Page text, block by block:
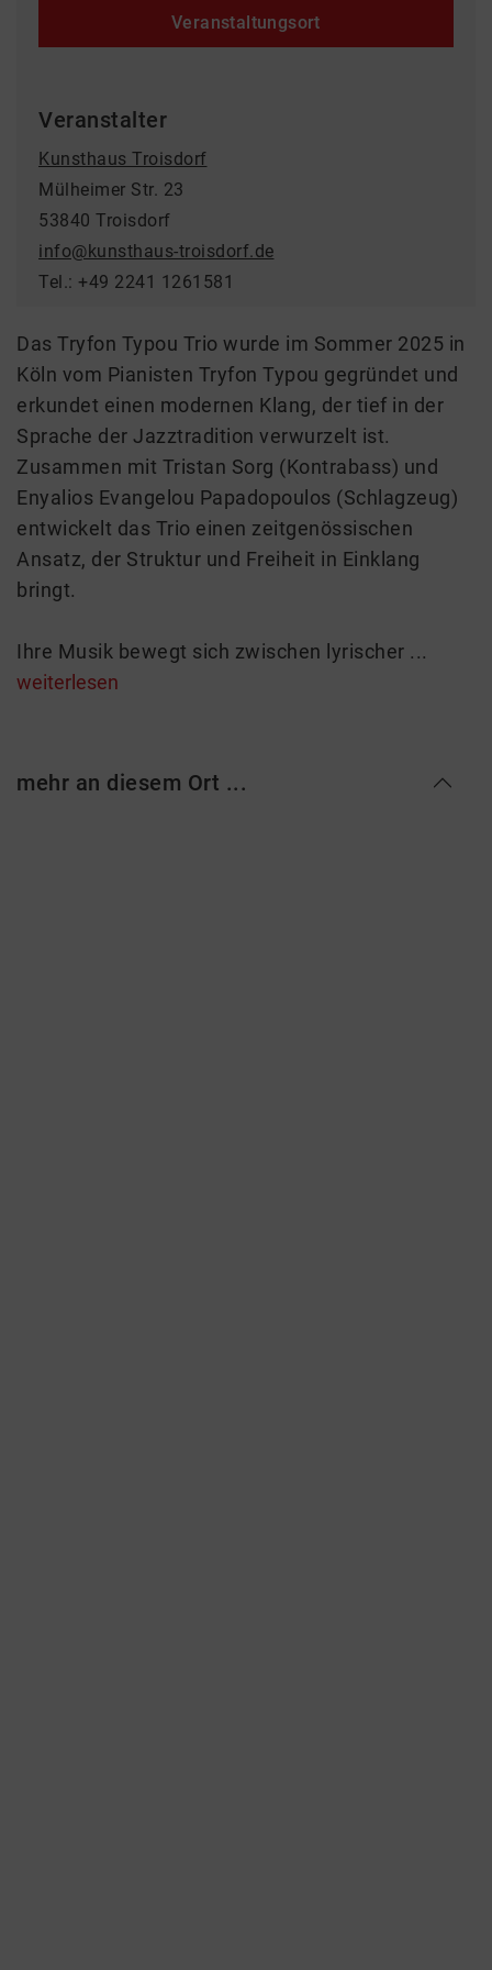
Veranstaltungsort
Veranstalter
Kunsthaus Troisdorf
Mülheimer Str. 23
53840 Troisdorf
info@kunsthaus-troisdorf.de
Tel.: +49 2241 1261581
Das Tryfon Typou Trio wurde im Sommer 2025 in
Köln vom Pianisten Tryfon Typou gegründet und
erkundet einen modernen Klang, der tief in der
Sprache der Jazztradition verwurzelt ist.
Zusammen mit Tristan Sorg (Kontrabass) und
Enyalios Evangelou Papadopoulos (Schlagzeug)
entwickelt das Trio einen zeitgenössischen
Ansatz, der Struktur und Freiheit in Einklang
bringt.
Ihre Musik bewegt sich zwischen lyrischer ...
weiterlesen
mehr an diesem Ort ...